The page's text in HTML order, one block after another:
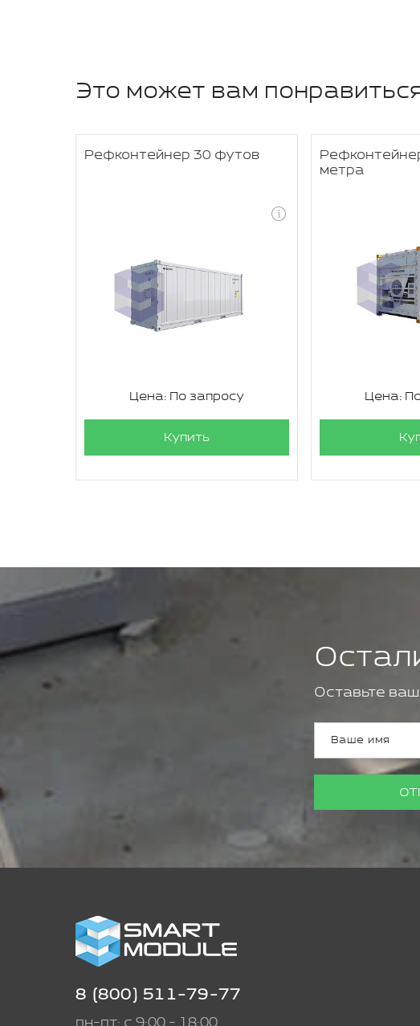
Это может вам
Рефконтейнер 30 футов
Цена: По запросу
Купить
метра
Цена:
Оставьте
8 (800) 511-79-77
пн-пт: с 9:00 - 18:00